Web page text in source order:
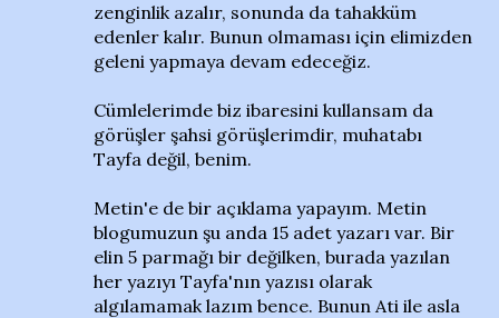
zenginlik azalır, sonunda da tahakküm
edenler kalır. Bunun olmaması için elimizden
geleni yapmaya devam edeceğiz.
Cümlelerimde biz ibaresini kullansam da
görüşler şahsi görüşlerimdir, muhatabı
Tayfa değil, benim.
Metin'e de bir açıklama yapayım. Metin
blogumuzun şu anda 15 adet yazarı var. Bir
elin 5 parmağı bir değilken, burada yazılan
her yazıyı Tayfa'nın yazısı olarak
algılamamak lazım bence. Bunun Ati ile asla